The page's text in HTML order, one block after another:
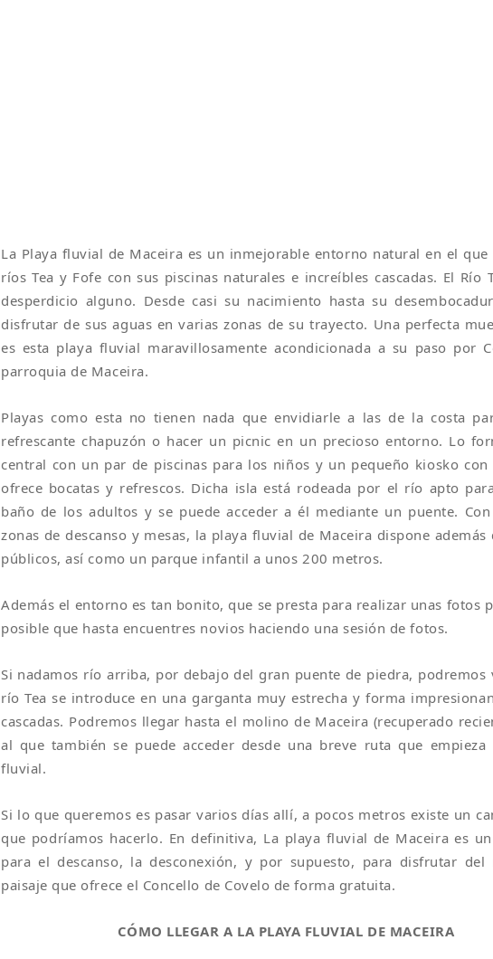
La Playa fluvial de Maceira es un inmejorable entorno natural en el que
ríos Tea y Fofe con sus piscinas naturales e increíbles cascadas. El Río
desperdicio alguno. Desde casi su nacimiento hasta su
disfrutar de sus aguas en varias zonas de su trayecto. Una perfecta
es esta playa fluvial maravillosamente acondicionada a su paso por
parroquia de Maceira.
Playas como esta no tienen nada que envidiarle a las de la costa
refrescante chapuzón o hacer un picnic en un precioso entorno. Lo
central con un par de piscinas para los niños y un pequeño kiosko con
ofrece bocatas y refrescos. Dicha isla está rodeada por el río apto
baño de los adultos y se puede acceder a él mediante un puente. Con
zonas de descanso y mesas, la playa fluvial de Maceira dispone además
públicos, así como un parque infantil a unos 200 metros.
Además el entorno es tan bonito, que se presta para realizar unas fotos
posible que hasta encuentres novios haciendo una sesión de fotos.
Si nadamos río arriba, por debajo del gran puente de piedra, podremos
río Tea se introduce en una garganta muy estrecha y forma
cascadas. Podremos llegar hasta el molino de Maceira (recuperado
al que también se puede acceder desde una breve ruta que empieza
fluvial.
Si lo que queremos es pasar varios días allí, a pocos metros existe un
que podríamos hacerlo. En definitiva, La playa fluvial de Maceira es
para el descanso, la desconexión, y por supuesto, para disfrutar del
paisaje que ofrece el Concello de Covelo de forma gratuita.
CÓMO LLEGAR A LA PLAYA FLUVIAL DE MACEIRA